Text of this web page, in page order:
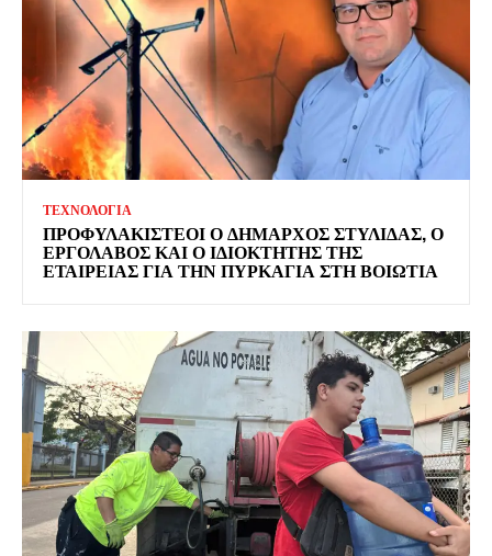
ΤΕΧΝΟΛΟΓΙΑ
ΠΡΟΦΥΛΑΚΙΣΤΕΟΙ Ο ΔΗΜΑΡΧΟΣ ΣΤΥΛΙΔΑΣ, Ο
ΕΡΓΟΛΑΒΟΣ ΚΑΙ Ο ΙΔΙΟΚΤΗΤΗΣ ΤΗΣ
ΕΤΑΙΡΕΙΑΣ ΓΙΑ ΤΗΝ ΠΥΡΚΑΓΙΑ ΣΤΗ ΒΟΙΩΤΙΑ